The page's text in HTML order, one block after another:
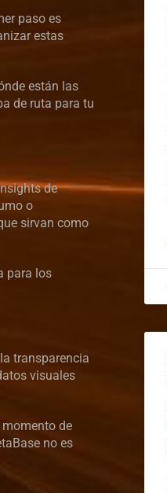
paso es
estas
están las
de ruta para tu
de
o
sirvan como
para los
transparencia
visuales
de
no es